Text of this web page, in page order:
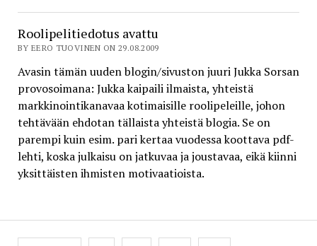
Roolipelitiedotus avattu
BY EERO TUOVINEN ON 29.08.2009
Avasin tämän uuden blogin/sivuston juuri Jukka Sorsan
provosoimana: Jukka kaipaili ilmaista, yhteistä
markkinointikanavaa kotimaisille roolipeleille, johon
tehtävään ehdotan tällaista yhteistä blogia. Se on
parempi kuin esim. pari kertaa vuodessa koottava pdf-
lehti, koska julkaisu on jatkuvaa ja joustavaa, eikä kiinni
yksittäisten ihmisten motivaatioista.